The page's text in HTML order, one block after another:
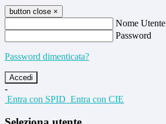
button close ×
Nome Utente
Password
Password dimenticata?
-
Entra con SPID Entra con CIE